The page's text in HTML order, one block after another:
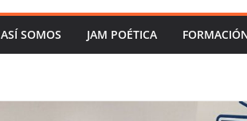
ASÍ SOMOS JAM POÉTICA